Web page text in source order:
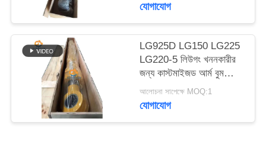
যোগাযোগ
LG925D LG150 LG225
LG220-5 লিউগং খননকারীর
জন্য কাস্টমাইজড আর্ম বুম
বালতি হাইড্রোলিক সিলিন্ডার
আলোচনা সাপেক্ষে MOQ:1
যোগাযোগ